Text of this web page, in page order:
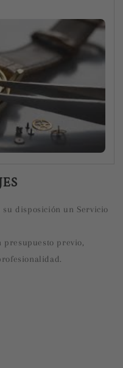
su disposición un Servicio
presupuesto previo,